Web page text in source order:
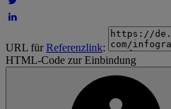
URL fürReferenzlink:
HTML-Code zur Einbindung